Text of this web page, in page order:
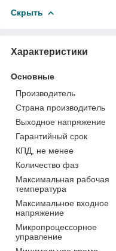
Скрыть
Характеристики
Основные
Производитель
Страна производитель
Выходное напряжение
Гарантийный срок
КПД, не менее
Количество фаз
Максимальная рабочая
температура
Максимальное входное
напряжение
Микропроцессорное
управление